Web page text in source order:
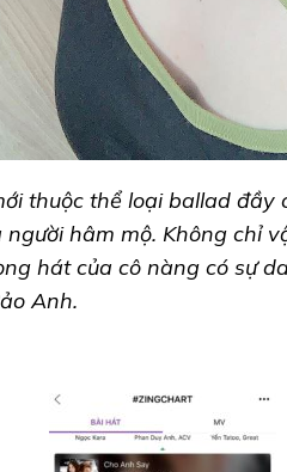
thuộc thể loại ballad đầy
hâm mộ. Không chỉ
hát của cô nàng có sự
Anh.